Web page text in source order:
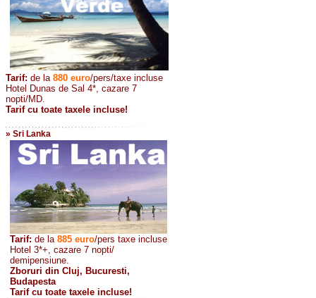
Tarif: de la 880 euro/pers/taxe incluse
Hotel Dunas de Sal 4*, cazare 7
nopti/MD.
Tarif cu toate taxele incluse!
» Sri Lanka
Tarif: de la 885 euro/pers taxe incluse
Hotel 3*+, cazare 7 nopti/
demipensiune.
Zboruri din Cluj, Bucuresti,
Budapesta
Tarif cu toate taxele incluse!